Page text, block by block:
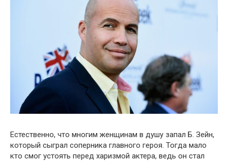
Естественно, что многим женщинам в душу запал Б. Зейн,
который сыграл соперника главного героя. Тогда мало
кто смог устоять перед харизмой актера, ведь он стал